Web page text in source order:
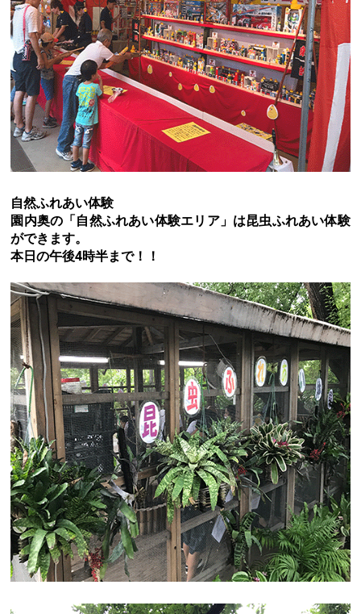
ひよこ
かわいいね
正面入り口にて
こちらのテントでは「焼きそば」＆「フランク」等々が大
人気！！